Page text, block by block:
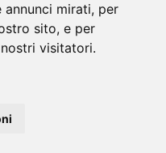
mirati, per
sito, e per
visitatori.
e coordinamento di